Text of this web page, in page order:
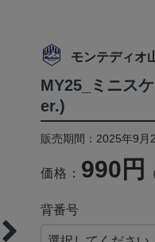
モンテディオ
MY25_ミニス
er.)
販売期間：2025年9
価格： 990円
背番号